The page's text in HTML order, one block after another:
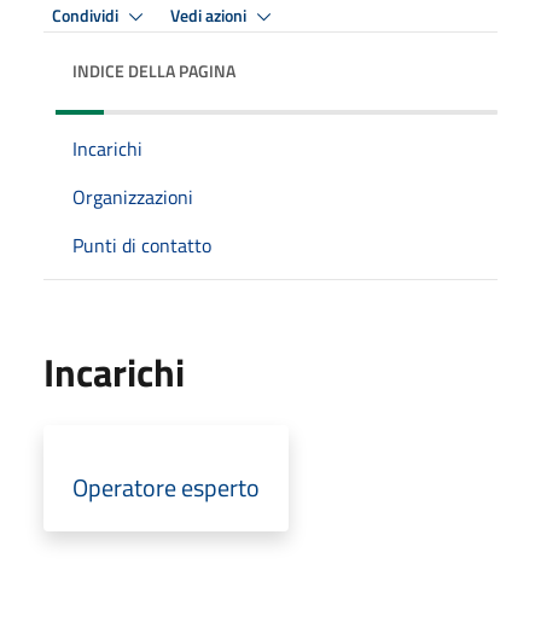
Condividi Vedi azioni
INDICE DELLA PAGINA
Incarichi
Organizzazioni
Punti di contatto
Incarichi
Operatore esperto